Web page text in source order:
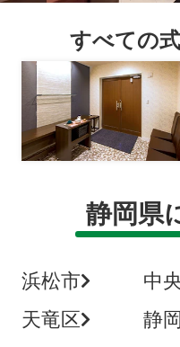
すべての
静岡県
浜松市 中
天竜区
静